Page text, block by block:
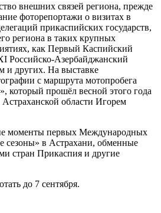
внешних связей региона, прежде
фоторепортажи о визитах в
прикаспийских государств,
региона в таких крупных
как Первый Каспийский
Российско-Азербайджанский
и других. На выставке
с маршрута мотопробега
который прошёл весной этого года
Астраханской области Игорем
моменты первых Международных
сезоны» в Астрахани, обменные
стран Прикаспия и другие
до 7 сентября.